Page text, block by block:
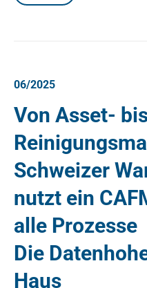
06/2025
Von Asset-
Schweizer
nutzt ein
alle Prozesse
Die
Haus